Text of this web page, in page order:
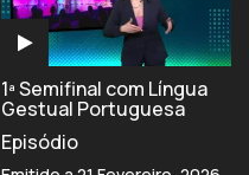
1ª Semifinal com Língua
Gestual Portuguesa
Episódio